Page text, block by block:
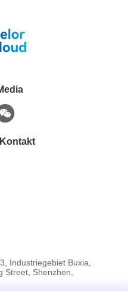
Industriegebiet Buxia,
Street, Shenzhen,